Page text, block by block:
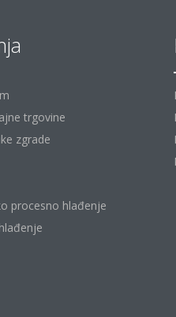
trgovine
zgrade
procesno hlađenje